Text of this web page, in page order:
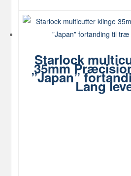
Starlock
35mm
”Japan”Lang